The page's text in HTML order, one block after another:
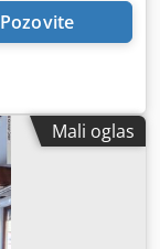
Pozovite
Mali oglas